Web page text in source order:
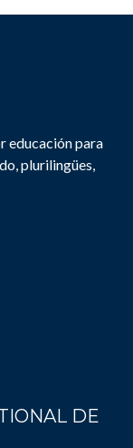
educación para
plurilingües,
DE